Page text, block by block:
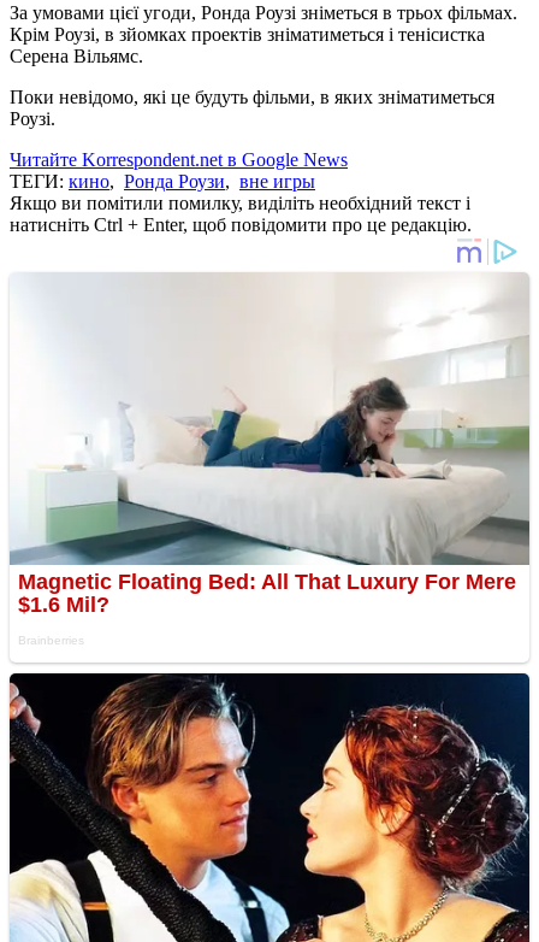
За умовами цієї угоди, Ронда Роузі зніметься в трьох фільмах.
Крім Роузі, в зйомках проектів зніматиметься і тенісистка
Серена Вільямс.
Поки невідомо, які це будуть фільми, в яких зніматиметься
Роузі.
Читайте Korrespondent.net в Google News
ТЕГИ: кино, Ронда Роузи, вне игры
Якщо ви помітили помилку, виділіть необхідний текст і
натисніть Ctrl + Enter, щоб повідомити про це редакцію.